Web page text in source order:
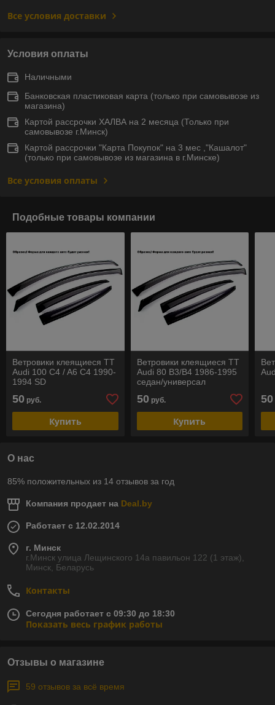
Все условия доставки
Условия оплаты
Наличными
Банковская пластиковая карта (только при самовывозе из
магазина)
Картой рассрочки ХАЛВА на 2 месяца (Только при
самовывозе г.Минск)
Картой рассрочки "Карта Покупок" на 3 мес ,"Кашалот"
(только при самовывозе из магазина в г.Минске)
Все условия оплаты
Подобные товары компании
Ветровики клеящиеся TT
Audi 100 C4 / A6 C4 1990-
1994 SD
50 руб.
Купить
Ветровики клеящиеся TT
Audi 80 B3/B4 1986-1995
седан/универсал
50 руб.
Купить
50
О нас
85% положительных из 14 отзывов за год
Компания продает на Deal.by
Работает с 12.02.2014
г. Минск
г.Минск улица Лещинского 14а павильон 122 (1 этаж),
Минск, Беларусь
Контакты
Сегодня работает с 09:30 до 18:30
Показать весь график работы
Отзывы о магазине
59 отзывов за всё время